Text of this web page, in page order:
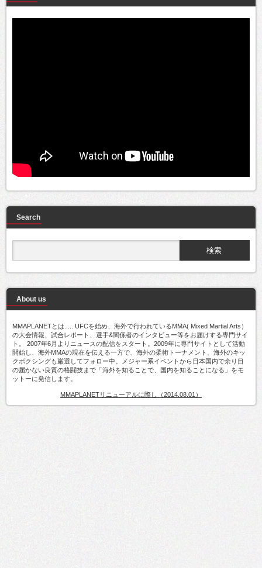
Search
About us
MMAPLANETとは..... UFCを始め、海外で行われているMMA( Mixed Martial Arts）
の大会情報、試合レポート、選手&関係者のインタビュー等をお届けする専門サイ
ト。 2007年6月よりニュースの配信をスタート。2009年に専門サイトとして活動
開始し、海外MMAの現在を伝える一方で、海外の柔術トーナメント、海外のキッ
クボクシングも厳選してフォロー中。メジャー系イベントから日本国内で余り目
の届かない良質の格闘技まで「海外を知ることで、国内を知ることになる」をモ
ットーに発信します。
MMAPLANETリニューアルに際し（2014.08.01）